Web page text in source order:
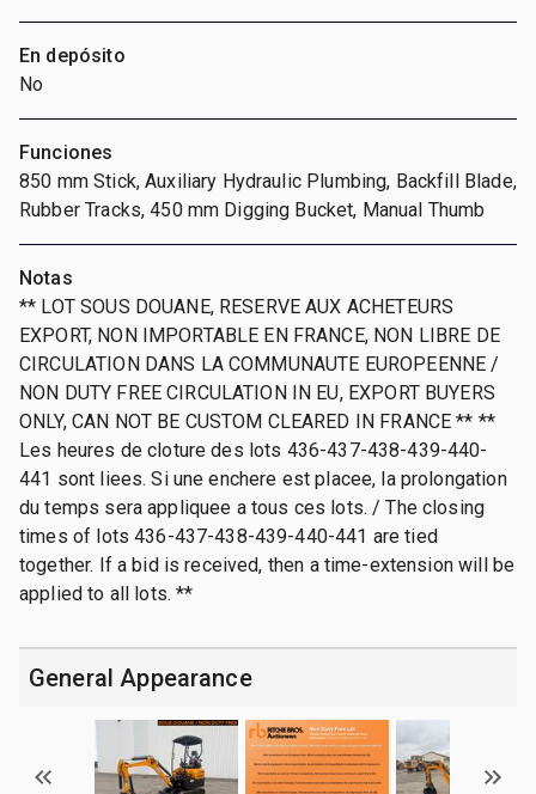
En depósito
No
Funciones
850 mm Stick, Auxiliary Hydraulic Plumbing, Backfill Blade,
Rubber Tracks, 450 mm Digging Bucket, Manual Thumb
Notas
** LOT SOUS DOUANE, RESERVE AUX ACHETEURS
EXPORT, NON IMPORTABLE EN FRANCE, NON LIBRE DE
CIRCULATION DANS LA COMMUNAUTE EUROPEENNE /
NON DUTY FREE CIRCULATION IN EU, EXPORT BUYERS
ONLY, CAN NOT BE CUSTOM CLEARED IN FRANCE ** **
Les heures de cloture des lots 436-437-438-439-440-
441 sont liees. Si une enchere est placee, la prolongation
du temps sera appliquee a tous ces lots. / The closing
times of lots 436-437-438-439-440-441 are tied
together. If a bid is received, then a time-extension will be
applied to all lots. **
General Appearance